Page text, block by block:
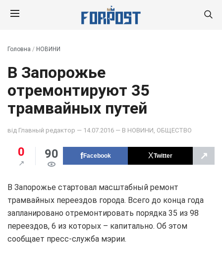
Головна / НОВИНИ
В Запорожье
отремонтируют 35
трамвайных путей
від Главный редактор — 14.07.2016 — В НОВИНИ ОБЩЕСТВО
0 90 Facebook Twitter ↗
В Запорожье стартовал масштабный ремонт
трамвайных переездов города. Всего до конца года
запланировано отремонтировать порядка 35 из 98
переездов, 6 из которых – капитально. Об этом
сообщает пресс-служба мэрии.